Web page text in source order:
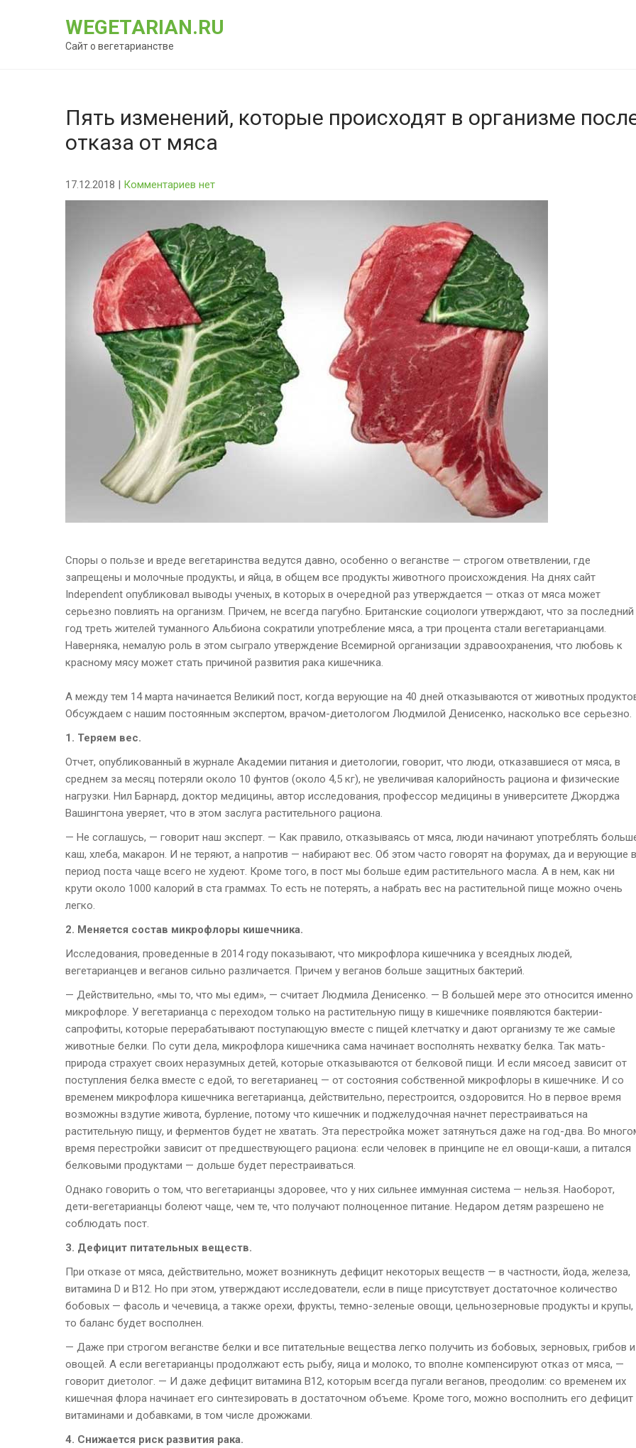
содержимому
WEGETARIAN.RU
Сайт о вегетарианстве
Пять изменений, которые происходят в организме
отказа от мяса
17.12.2018 | Комментариев нет
Споры о пользе и вреде вегетаринства ведутся давно, особенно о веганстве — строгом ответвлении, где
запрещены и молочные продукты, и яйца, в общем все продукты животного происхождения. На днях сайт
Independent опубликовал выводы ученых, в которых в очередной раз утверждается — отказ от мяса может
серьезно повлиять на организм. Причем, не всегда пагубно. Британские социологи утверждают, что за последний
год треть жителей туманного Альбиона сократили употребление мяса, а три процента стали вегетарианцами.
Наверняка, немалую роль в этом сыграло утверждение Всемирной организации здравоохранения, что любовь к
красному мясу может стать причиной развития рака кишечника.
А между тем 14 марта начинается Великий пост, когда верующие на 40 дней отказываются от животных
Обсуждаем с нашим постоянным экспертом, врачом-диетологом Людмилой Денисенко, насколько все серьезно.
1. Теряем вес.
Отчет, опубликованный в журнале Академии питания и диетологии, говорит, что люди, отказавшиеся от мяса, в
среднем за месяц потеряли около 10 фунтов (около 4,5 кг), не увеличивая калорийность рациона и физические
нагрузки. Нил Барнард, доктор медицины, автор исследования, профессор медицины в университете Джорджа
Вашингтона уверяет, что в этом заслуга растительного рациона.
— Не соглашусь, — говорит наш эксперт. — Как правило, отказываясь от мяса, люди начинают употреблять
каш, хлеба, макарон. И не теряют, а напротив — набирают вес. Об этом часто говорят на форумах, да и верующие в
период поста чаще всего не худеют. Кроме того, в пост мы больше едим растительного масла. А в нем, как ни
крути около 1000 калорий в ста граммах. То есть не потерять, а набрать вес на растительной пище можно очень
легко.
2. Меняется состав микрофлоры кишечника.
Исследования, проведенные в 2014 году показывают, что микрофлора кишечника у всеядных людей,
вегетарианцев и веганов сильно различается. Причем у веганов больше защитных бактерий.
— Действительно, «мы то, что мы едим», — считает Людмила Денисенко. — В большей мере это относится именно
микрофлоре. У вегетарианца с переходом только на растительную пищу в кишечнике появляются бактерии-
сапрофиты, которые перерабатывают поступающую вместе с пищей клетчатку и дают организму те же самые
животные белки. По сути дела, микрофлора кишечника сама начинает восполнять нехватку белка. Так мать-
природа страхует своих неразумных детей, которые отказываются от белковой пищи. И если мясоед зависит от
поступления белка вместе с едой, то вегетарианец — от состояния собственной микрофлоры в кишечнике. И со
временем микрофлора кишечника вегетарианца, действительно, перестроится, оздоровится. Но в первое время
возможны вздутие живота, бурление, потому что кишечник и поджелудочная начнет перестраиваться на
растительную пищу, и ферментов будет не хватать. Эта перестройка может затянуться даже на год-два. Во
время перестройки зависит от предшествующего рациона: если человек в принципе не ел овощи-каши, а питался
белковыми продуктами — дольше будет перестраиваться.
Однако говорить о том, что вегетарианцы здоровее, что у них сильнее иммунная система — нельзя. Наоборот,
дети-вегетарианцы болеют чаще, чем те, что получают полноценное питание. Недаром детям разрешено не
соблюдать пост.
3. Дефицит питательных веществ.
При отказе от мяса, действительно, может возникнуть дефицит некоторых веществ — в частности, йода, железа,
витамина D и В12. Но при этом, утверждают исследователи, если в пище присутствует достаточное количество
бобовых — фасоль и чечевица, а также орехи, фрукты, темно-зеленые овощи, цельнозерновые продукты и крупы,
то баланс будет восполнен.
— Даже при строгом веганстве белки и все питательные вещества легко получить из бобовых, зерновых, грибов и
овощей. А если вегетарианцы продолжают есть рыбу, яица и молоко, то вполне компенсируют отказ от мяса, —
говорит диетолог. — И даже дефицит витамина В12, которым всегда пугали веганов, преодолим: со временем их
кишечная флора начинает его синтезировать в достаточном объеме. Кроме того, можно восполнить его дефицит
витаминами и добавками, в том числе дрожжами.
4. Снижается риск развития рака.